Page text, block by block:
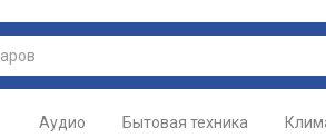
Аудио Бытовая техника